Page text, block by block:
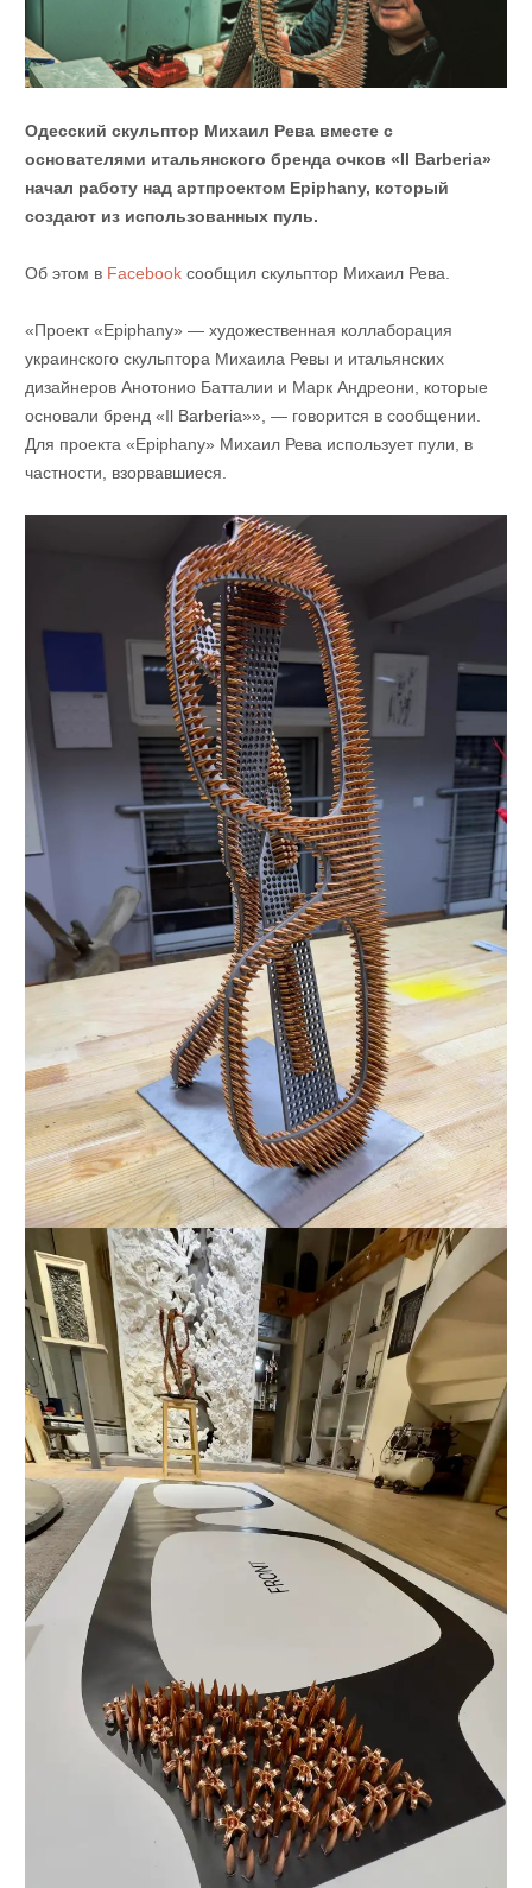
Одесский скульптор Михаил Рева вместе с
основателями итальянского бренда очков «Il Barberia»
начал работу над артпроектом Epiphany, который
создают из использованных пуль.
Об этом в Facebookсообщил скульптор Михаил Рева.
«Проект «Epiphany» — художественная коллаборация
украинского скульптора Михаила Ревы и итальянских
дизайнеров Анотонио Батталии и Марк Андреони, которые
основали бренд «Il Barberia»», — говорится в сообщении.
Для проекта «Epiphany» Михаил Рева использует пули, в
частности, взорвавшиеся.